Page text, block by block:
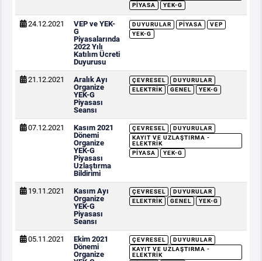
PIYASA
YEK-G
24.12.2021
VEP ve YEK-
G
Piyasalarında
2022 Yılı
Katılım Ücreti
Duyurusu
DUYURULAR PIYASA
VEP
YEK-G
21.12.2021
Aralık Ayı
Organize
YEK-G
Piyasası
Seansı
ÇEVRESEL
DUYURULAR
ELEKTRIK
GENEL YEK-G
07.12.2021
Kasım 2021
Dönemi
Organize
YEK-G
Piyasası
Uzlaştırma
Bildirimi
ÇEVRESEL
DUYURULAR
KAYIT VE UZLAŞTIRMA -
ELEKTRIK
PIYASA
YEK-G
19.11.2021
Kasım Ayı
Organize
YEK-G
Piyasası
Seansı
ÇEVRESEL
DUYURULAR
ELEKTRIK
GENEL YEK-G
05.11.2021
Ekim 2021
Dönemi
Organize
ÇEVRESEL
DUYURULAR
KAYIT VE UZLAŞTIRMA -
ELEKTRIK